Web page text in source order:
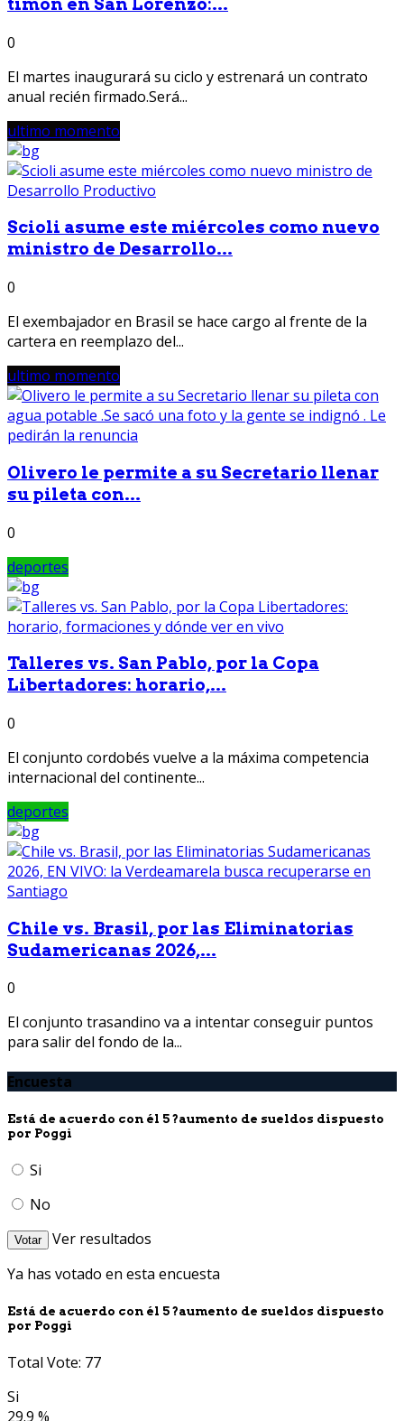
0
El martes inaugurará su ciclo y estrenará un contrato
anual recién firmado.Será...
ultimo momento
Scioli asume este miércoles como nuevo
ministro de Desarrollo...
0
El exembajador en Brasil se hace cargo al frente de la
cartera en reemplazo del...
ultimo momento
Olivero le permite a su Secretario llenar
su pileta con...
0
deportes
Talleres vs. San Pablo, por la Copa
Libertadores: horario,...
0
El conjunto cordobés vuelve a la máxima competencia
internacional del continente...
deportes
Chile vs. Brasil, por las Eliminatorias
Sudamericanas 2026,...
0
El conjunto trasandino va a intentar conseguir puntos
para salir del fondo de la...
Encuesta
Está de acuerdo con él 5 ?aumento de sueldos dispuesto
por Poggi
Si
No
Votar
Ver resultados
Ya has votado en esta encuesta
Está de acuerdo con él 5 ?aumento de sueldos dispuesto
por Poggi
Total Vote: 77
Si
29.9 %